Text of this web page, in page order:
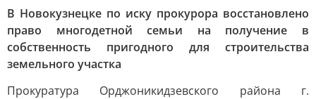
В Новокузнецке по иску прокурора восстановлено
право многодетной семьи на получение в
собственность пригодного для строительства
земельного участка
Прокуратура Орджоникидзевского района г.